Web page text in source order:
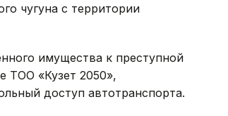
чугуна с территории
имущества к преступной
ТОО «Кузет 2050»,
доступ автотранспорта.